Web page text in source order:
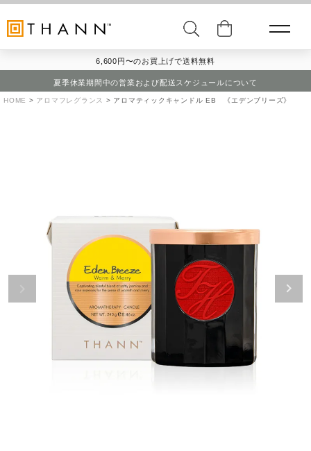
6,600円〜のお買上げで送料無料
夏季休業期間中の営業および配送スケジュールについて
HOME アロマフレグランス アロマティックキャンドル EB 《エデンブリーズ》